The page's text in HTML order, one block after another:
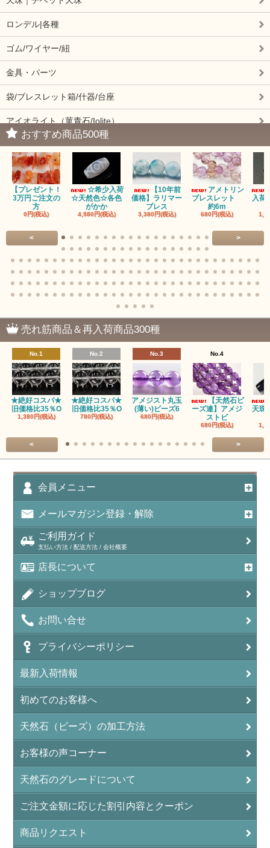
ロンデル|各種
ゴム/ワイヤー/紐
金具・パーツ
袋/ブレスレット箱/什器/台座
アイオライト（菫青石/Iolite）
アイドクレーズ（Idocrase）（別名ベスビアナイト）
アクアマリン（藍玉/藍柱石/Aquamarine）
アクチノライトインクォーツ（Actinolite/緑閃石）
赤瑪瑙（レッドアゲート/カーネリアン）
アゲート（瑪瑙/Agate）各種
アズロマラカイト（Azuromalachite）
アパタイト
アベンチュリン(クォーツァイト/Aventurine)
アポフィライト（Apophylite）/魚眼石
アメジスト（紫水晶/Amethyst）
アメシスティンクォーツ（Amethest in quartz）
ラベンダーアメジスト
アメトリン（紫黄水晶/Ametrine）
アラゴナイト（霰石/Aragonite）
アンフィボールインクォーツ(Amphibole)
アンフィボールロック/角閃岩（Amphibole ）
イーグルアイ（EagleEye）
インカローズ（ロードクロサイト/Rhodochrosite）
インディアンアゲート(Indian Agate)
エメラルド(emerald/翠玉)
エレスチャル(elestial/骸骨水晶)
オーロラクォーツ(レインボー水晶)
オニキス(ブラック)(Black Onyx)
おすすめ商品500種
【プレゼント！
3万円ご注文の
方
0円(税込)
☆希少入荷
☆天然色☆各色
がかか
4,980円(税込)
【10年前
価格】ラリマー
ブレス
3,380円(税込)
アメトリン
ブレスレット
約6m
680円(税込)
入荷
< >
売れ筋商品＆再入荷商品300種
No.1
★絶好コスパ★
旧価格比35％O
1,380円(税込)
No.2
★絶好コスパ★
旧価格比35％O
780円(税込)
No.3
アメジスト丸玉
(薄い)ビーズ6
680円(税込)
No.4
【天然石ビ
ーズ連】アメジ
ストビ
680円(税込)
天珠
< >
会員メニュー
メールマガジン登録・解除
ご利用ガイド
支払い方法 / 配送方法 / 会社概要
店長について
ショップブログ
お問い合せ
プライバシーポリシー
最新入荷情報
初めてのお客様へ
天然石（ビーズ）の加工方法
お客様の声コーナー
天然石のグレードについて
ご注文金額に応じた割引内容とクーポン
商品リクエスト